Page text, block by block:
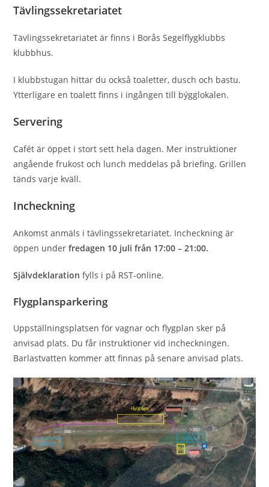
Tävlingssekretariatet
Tävlingssekretariatet är finns i Borås Segelﬂygklubbs
klubbhus.
I klubbstugan hittar du också toaletter, dusch och bastu.
Ytterligare en toalett finns i ingången till býgglokalen.
Servering
Cafét är öppet i stort sett hela dagen. Mer instruktioner
angående frukost och lunch meddelas på briefing. Grillen
tänds varje kväll.
Incheckning
Ankomst anmäls i tävlingssekretariatet. Incheckning är
öppen underfredagen 10 juli från 17:00 – 21:00.
Självdeklaration fylls i på RST-online.
Flygplansparkering
Uppställningsplatsen för vagnar och ﬂygplan sker på
anvisad plats. Du får instruktioner vid incheckningen.
Barlastvatten kommer att finnas på senare anvisad plats.